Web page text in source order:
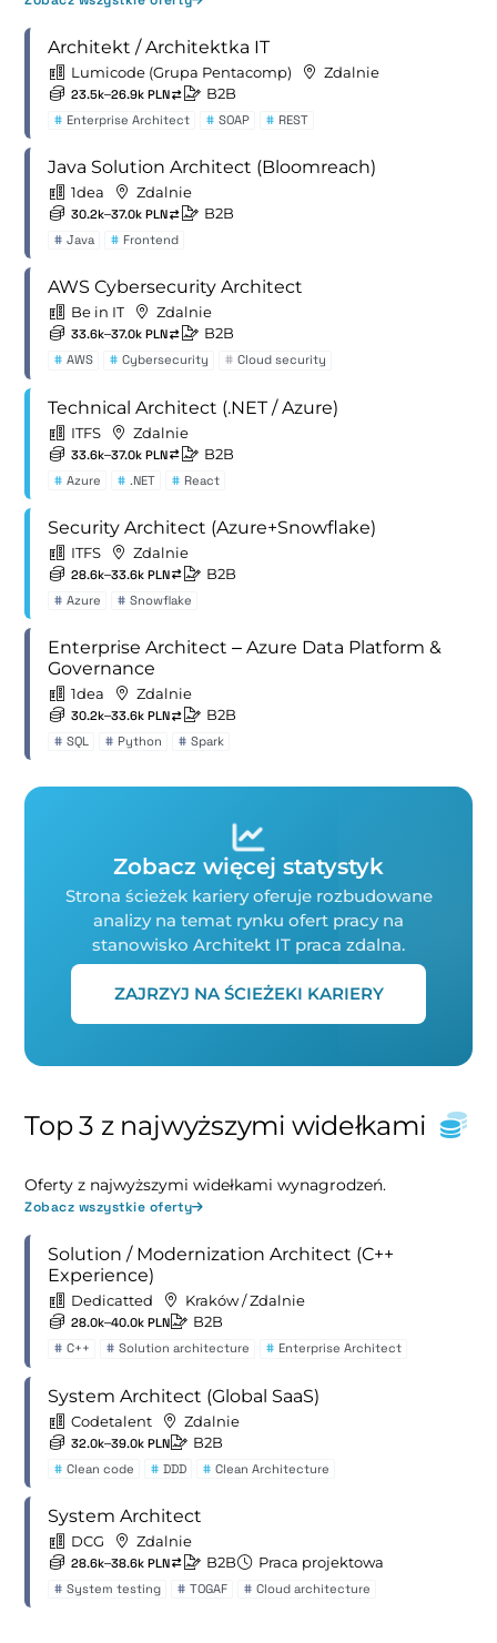
Architekt / Architektka IT
Lumicode (Grupa Pentacomp) Zdalnie
23.5k–26.9k PLN B2B
# Enterprise Architect # SOAP # REST
Java Solution Architect (Bloomreach)
1dea Zdalnie
30.2k–37.0k PLN B2B
# Java # Frontend
AWS Cybersecurity Architect
Be in IT Zdalnie
33.6k–37.0k PLN B2B
# AWS # Cybersecurity # Cloud security
Technical Architect (.NET / Azure)
ITFS Zdalnie
33.6k–37.0k PLN B2B
# Azure # .NET # React
Security Architect (Azure+Snowflake)
ITFS Zdalnie
28.6k–33.6k PLN B2B
# Azure # Snowflake
Enterprise Architect – Azure Data Platform &
Governance
1dea Zdalnie
30.2k–33.6k PLN B2B
# SQL # Python # Spark
Zobacz więcej statystyk
Strona ścieżek kariery oferuje rozbudowane
analizy na temat rynku ofert pracy na
stanowisko Architekt IT praca zdalna.
ZAJRZYJ NA ŚCIEŻEKI KARIERY
Top 3 z najwyższymi widełkami
Oferty z najwyższymi widełkami wynagrodzeń.
Zobacz wszystkie oferty
Solution / Modernization Architect (C++
Experience)
Dedicatted Kraków / Zdalnie
28.0k–40.0k PLN B2B
# C++ # Solution architecture # Enterprise Architect
System Architect (Global SaaS)
Codetalent Zdalnie
32.0k–39.0k PLN B2B
# Clean code # DDD # Clean Architecture
System Architect
DCG Zdalnie
28.6k–38.6k PLN B2B Praca projektowa
# System testing # TOGAF # Cloud architecture